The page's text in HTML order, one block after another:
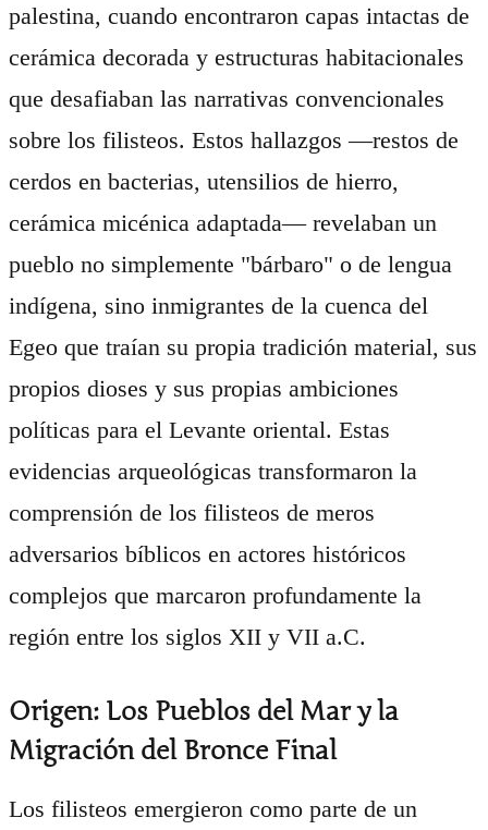
palestina, cuando encontraron capas intactas de
cerámica decorada y estructuras habitacionales
que desafiaban las narrativas convencionales
sobre los filisteos. Estos hallazgos —restos de
cerdos en bacterias, utensilios de hierro,
cerámica micénica adaptada— revelaban un
pueblo no simplemente "bárbaro" o de lengua
indígena, sino inmigrantes de la cuenca del
Egeo que traían su propia tradición material, sus
propios dioses y sus propias ambiciones
políticas para el Levante oriental. Estas
evidencias arqueológicas transformaron la
comprensión de los filisteos de meros
adversarios bíblicos en actores históricos
complejos que marcaron profundamente la
región entre los siglos XII y VII a.C.
Origen: Los Pueblos del Mar y la
Migración del Bronce Final
Los filisteos emergieron como parte de un